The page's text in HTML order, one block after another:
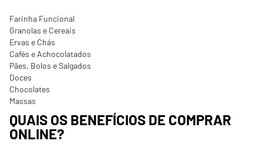
Farinha Funcional
Granolas e Cereais
Ervas e Chás
Cafés e Achocolatados
Pães, Bolos e Salgados
Doces
Chocolates
Massas
QUAIS OS BENEFÍCIOS DE COMPRAR
ONLINE?